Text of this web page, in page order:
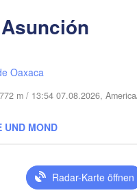
Premium
Oaxaca
m / 13:54 07.08.2026,
UND MOND
Radar-Karte öffnen
Pinar del Río